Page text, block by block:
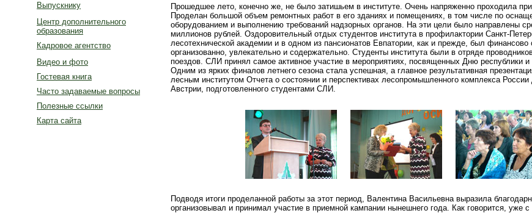
Выпускнику
Центр дополнительного
образования
Кадровое агентство
Видео и фото
Гостевая книга
Часто задаваемые вопросы
Полезные ссылки
Карта сайта
Прошедшее лето, конечно же, не было затишьем в институте. Очень напряженно проходила
Проделан большой объем ремонтных работ в его зданиях и помещениях, в том числе по
оборудованием и выполнению требований надзорных органов. На эти цели было направлены
миллионов рублей. Оздоровительный отдых студентов института в профилактории Санкт-
лесотехнической академии и в одном из пансионатов Евпатории, как и прежде, был финансово
организованно, увлекательно и содержательно. Студенты института были в отряде
поездов. СЛИ принял самое активное участие в мероприятиях, посвященных Дню республики
Одним из ярких финалов летнего сезона стала успешная, а главное результативная
лесным институтом Отчета о состоянии и перспективах лесопромышленного комплекса
Австрии, подготовленного студентами СЛИ.
Подводя итоги проделанной работы за этот период, Валентина Васильевна выразила
организовывал и принимал участие в приемной кампании нынешнего года. Как говорится, уже